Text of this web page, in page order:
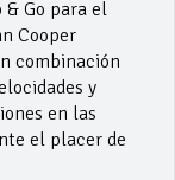
Go para el
Cooper
combinación
y
en las
el placer de